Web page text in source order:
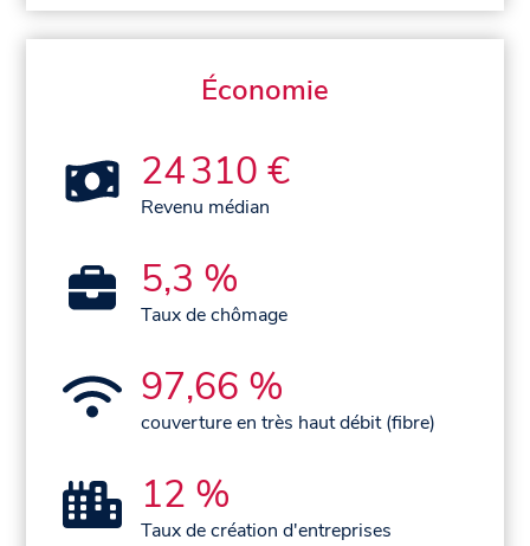
Économie
24 310 €
Revenu médian
5,3 %
Taux de chômage
97,66 %
couverture en très haut débit (fibre)
12 %
Taux de création d'entreprises